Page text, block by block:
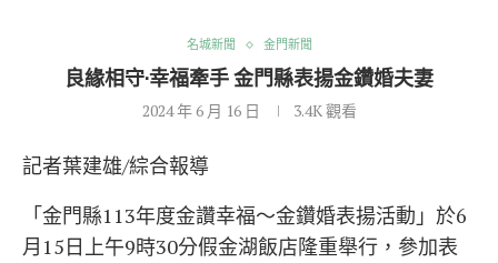
名城新聞 金門新聞
良緣相守·幸福牽手 金門縣表揚金鑽婚夫妻
2024 年 6 月 16 日 3.4K觀看
記者葉建雄/綜合報導
「金門縣113年度金讚幸福～金鑽婚表揚活動」於6
月15日上午9時30分假金湖飯店隆重舉行，參加表